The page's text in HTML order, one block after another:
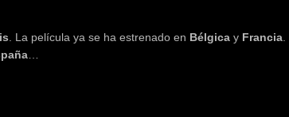
. La película ya se ha estrenado en Bélgica y Francia.
…